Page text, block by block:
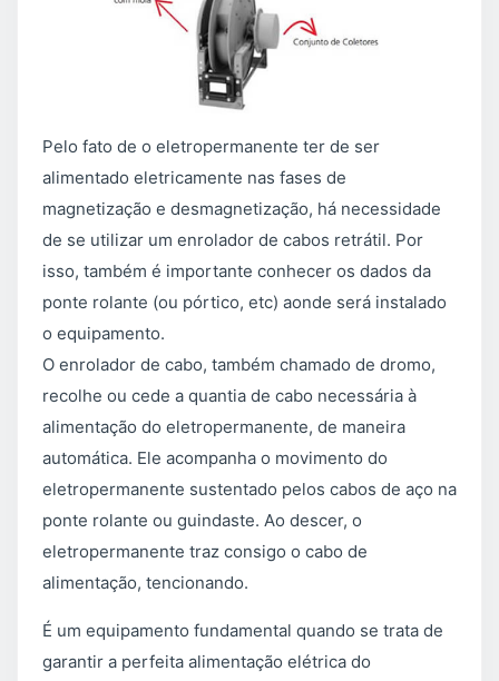
Pelo fato de o eletropermanente ter de ser
alimentado eletricamente nas fases de
magnetização e desmagnetização, há necessidade
de se utilizar um enrolador de cabos retrátil. Por
isso, também é importante conhecer os dados da
ponte rolante (ou pórtico, etc) aonde será instalado
o equipamento.
O enrolador de cabo, também chamado de dromo,
recolhe ou cede a quantia de cabo necessária à
alimentação do eletropermanente, de maneira
automática. Ele acompanha o movimento do
eletropermanente sustentado pelos cabos de aço na
ponte rolante ou guindaste. Ao descer, o
eletropermanente traz consigo o cabo de
alimentação, tencionando.
É um equipamento fundamental quando se trata de
garantir a perfeita alimentação elétrica do